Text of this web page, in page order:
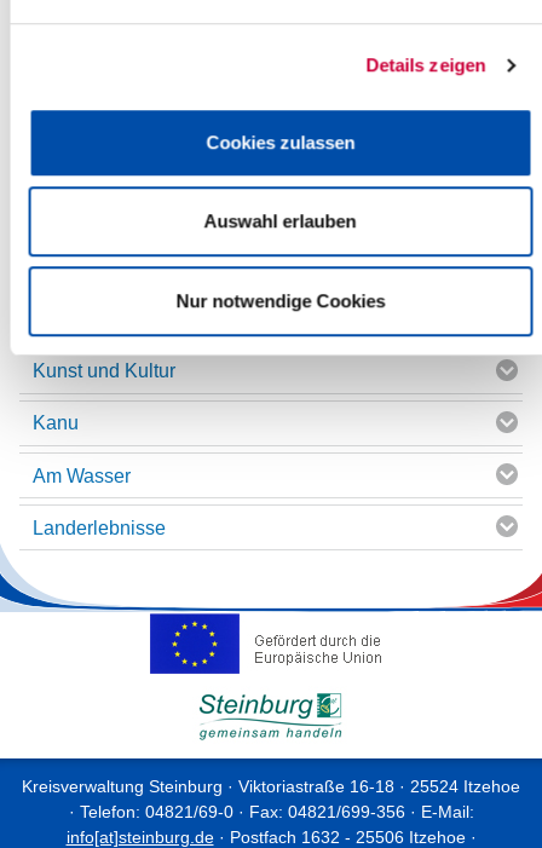
Details zeigen
Cookies zulassen
Auswahl erlauben
Nur notwendige Cookies
thematische Radtouren laden Sie ein, die Besonderheiten
und Sehenswürdigkeiten der Region zu entdecken. Mit dem
Mönchsweg und der Nord-Ostsee-Kanal Route führen fünf
Fernradwege durch Holstein und bieten Ihnen besondere
Einblicke in die Landschaft und die Geschichte Holsteins.
Gelegenheit zum Verweilen, Schlemmen und Wohlfühlen
Kunst und Kultur
Kanu
Am Wasser
Landerlebnisse
Kreisverwaltung Steinburg · Viktoriastraße 16-18 · 25524 Itzehoe
· Telefon: 04821/69-0 · Fax: 04821/699-356 · E-Mail:
info[at]steinburg.de· Postfach 1632 - 25506 Itzehoe ·